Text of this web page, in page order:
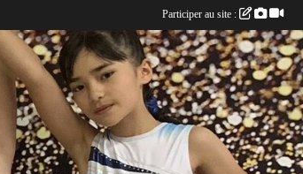
Participer au site :